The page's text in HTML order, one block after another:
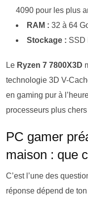
4090 pour les plus
RAM : 32 à 64
Stockage : SSD
Le Ryzen 7 7800X3D
technologie 3D V-
en gaming pur à
processeurs plus
PC gamer
maison : que
C’est l’une des
réponse dépend de